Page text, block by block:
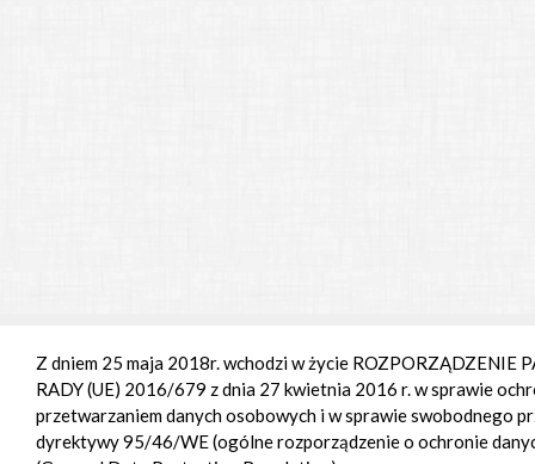
Z dniem 25 maja 2018r. wchodzi w życie ROZPORZĄDZENIE
RADY (UE) 2016/679 z dnia 27 kwietnia 2016 r. w sprawie
przetwarzaniem danych osobowych i w sprawie swobodnego
dyrektywy 95/46/WE (ogólne rozporządzenie o ochronie